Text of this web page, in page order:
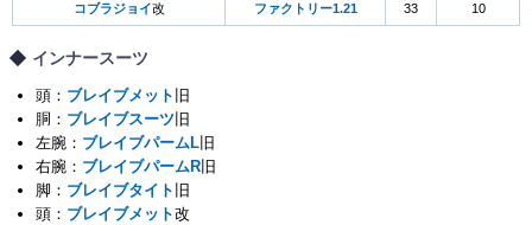
コブラジョイ改 ファクトリー1.21 33 10
インナースーツ
頭： ブレイブメット 旧
胴： ブレイブスーツ 旧
左腕： ブレイブパームL 旧
右腕： ブレイブパームR 旧
脚： ブレイブタイト 旧
頭： ブレイブメット改